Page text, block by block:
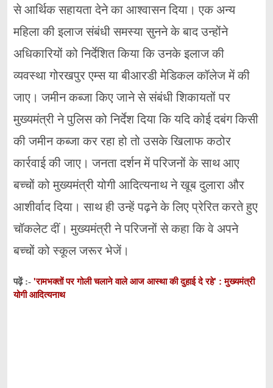
से आर्थिक सहायता देने का आश्वासन दिया। एक अन्य
महिला की इलाज संबंधी समस्या सुनने के बाद उन्होंने
अधिकारियों को निर्देशित किया कि उनके इलाज की
व्यवस्था गोरखपुर एम्स या बीआरडी मेडिकल कॉलेज में की
जाए। जमीन कब्जा किए जाने से संबंधी शिकायतों पर
मुख्यमंत्री ने पुलिस को निर्देश दिया कि यदि कोई दबंग किसी
की जमीन कब्जा कर रहा हो तो उसके खिलाफ कठोर
कार्रवाई की जाए। जनता दर्शन में परिजनों के साथ आए
बच्चों को मुख्यमंत्री योगी आदित्यनाथ ने खूब दुलारा और
आशीर्वाद दिया। साथ ही उन्हें पढ़ने के लिए प्रेरित करते हुए
चॉकलेट दीं। मुख्यमंत्री ने परिजनों से कहा कि वे अपने
बच्चों को स्कूल जरूर भेजें।
पढ़ें :- 'रामभक्तों पर गोली चलाने वाले आज आस्था की दुहाई दे रहे' : मुख्यमंत्री
योगी आदित्यनाथ